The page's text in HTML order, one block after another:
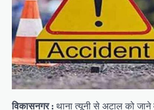
विकासनगर : थाना त्यूनी से अटाल को जाने